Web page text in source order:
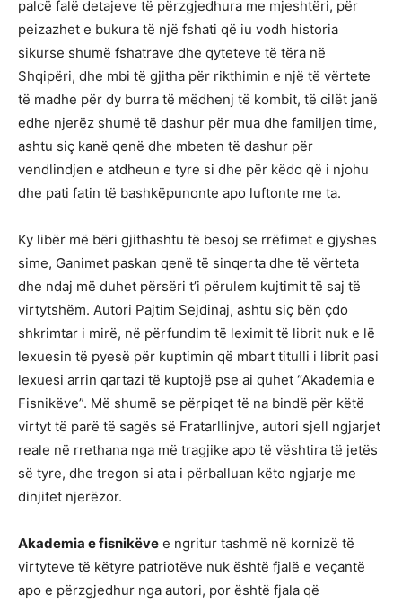
palcë falë detajeve të përzgjedhura me mjeshtëri, për
peizazhet e bukura të një fshati që iu vodh historia
sikurse shumë fshatrave dhe qyteteve të tëra në
Shqipëri, dhe mbi të gjitha për rikthimin e një të vërtete
të madhe për dy burra të mëdhenj të kombit, të cilët janë
edhe njerëz shumë të dashur për mua dhe familjen time,
ashtu siç kanë qenë dhe mbeten të dashur për
vendlindjen e atdheun e tyre si dhe për këdo që i njohu
dhe pati fatin të bashkëpunonte apo luftonte me ta.
Ky libër më bëri gjithashtu të besoj se rrëfimet e gjyshes
sime, Ganimet paskan qenë të sinqerta dhe të vërteta
dhe ndaj më duhet përsëri t’i përulem kujtimit të saj të
virtytshëm. Autori Pajtim Sejdinaj, ashtu siç bën çdo
shkrimtar i mirë, në përfundim të leximit të librit nuk e lë
lexuesin të pyesë për kuptimin që mbart titulli i librit pasi
lexuesi arrin qartazi të kuptojë pse ai quhet “Akademia e
Fisnikëve”. Më shumë se përpiqet të na bindë për këtë
virtyt të parë të sagës së Fratarllinjve, autori sjell ngjarjet
reale në rrethana nga më tragjike apo të vështira të jetës
së tyre, dhe tregon si ata i përballuan këto ngjarje me
dinjitet njerëzor.
Akademia e fisnikëve e ngritur tashmë në kornizë të
virtyteve të këtyre patriotëve nuk është fjalë e veçantë
apo e përzgjedhur nga autori, por është fjala që